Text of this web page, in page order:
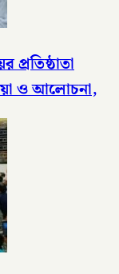
প্রতিষ্ঠাতা
ও আলোচনা,